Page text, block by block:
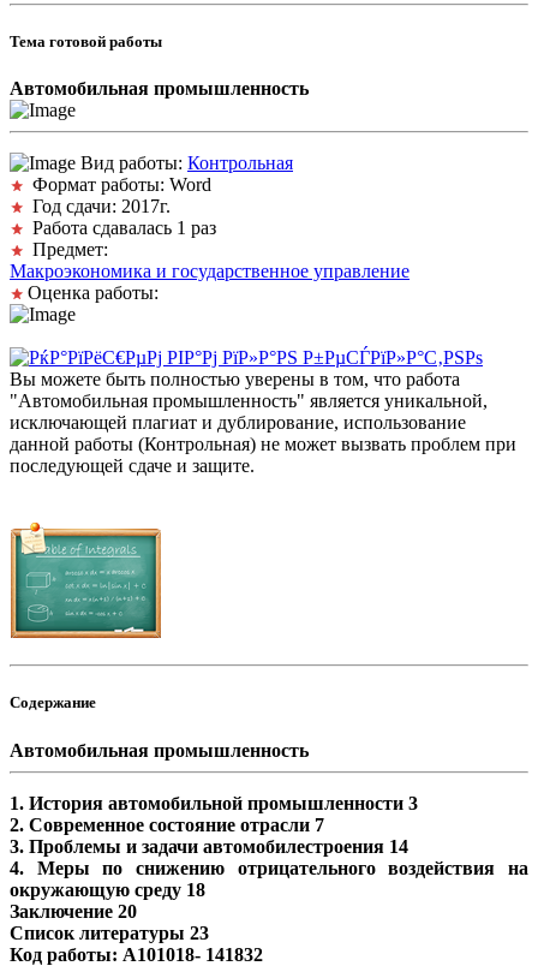
Тема готовой работы
Автомобильная промышленность
Вид работы: Контрольная
Формат работы: Word
Год сдачи: 2017г.
Работа сдавалась 1 раз
Предмет:
Макроэкономика и государственное управление
Оценка работы:
Вы можете быть полностью уверены в том, что работа
"Автомобильная промышленность" является уникальной,
исключающей плагиат и дублирование, использование
данной работы (Контрольная) не может вызвать проблем при
последующей сдаче и защите.
Содержание
Автомобильная промышленность
1. История автомобильной промышленности 3
2. Современное состояние отрасли 7
3. Проблемы и задачи автомобилестроения 14
4. Меры по снижению отрицательного воздействия на
окружающую среду 18
Заключение 20
Список литературы 23
Код работы: А101018- 141832